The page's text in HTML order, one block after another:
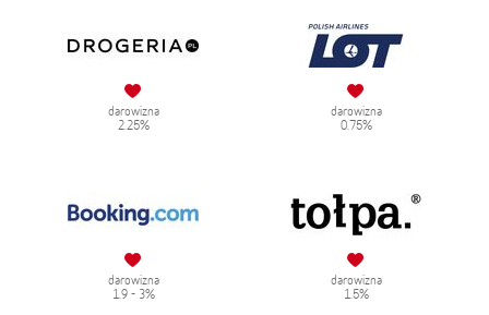
darowizna
2.25%
darowizna
0.75%
darowizna
1.9 - 3%
darowizna
1.5%